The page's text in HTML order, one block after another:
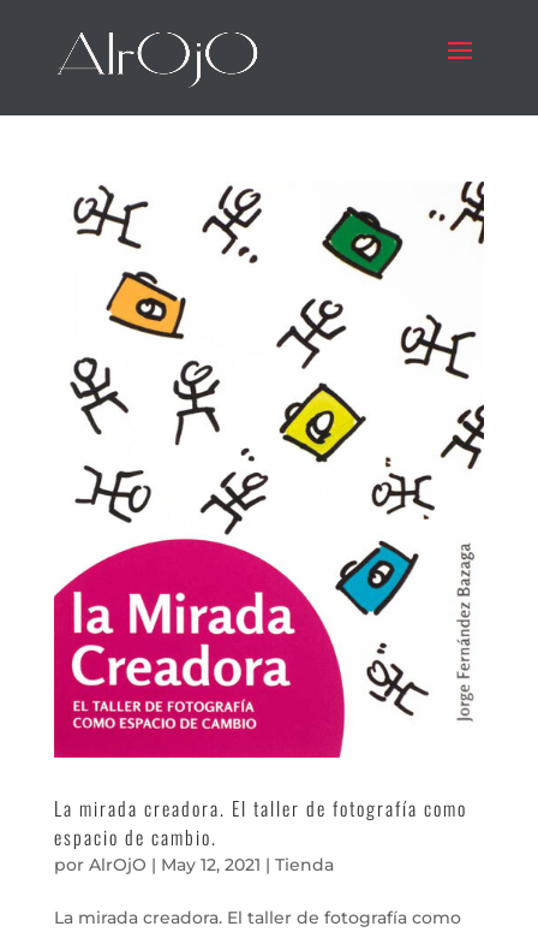
La mirada creadora. El taller de fotografía como
espacio de cambio.
por AlrOjO | May 12, 2021 | Tienda
La mirada creadora. El taller de fotografía como